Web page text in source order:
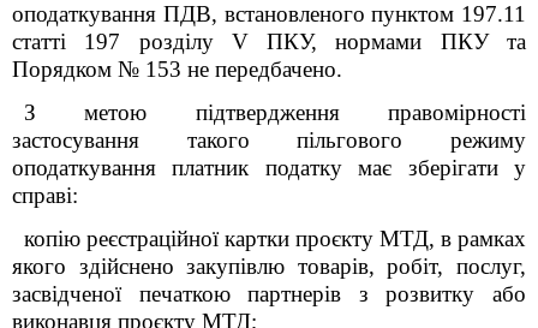
оподаткування ПДВ, встановленого пунктом 197.11
статті 197 розділу VПКУ, нормами ПКУ та
Порядком № 153 не передбачено.
З метою підтвердження правомірності
застосування такого пільгового режиму
оподаткування платник податку має зберігати у
справі:
копію реєстраційної картки проєкту МТД, в рамках
якого здійснено закупівлю товарів, робіт, послуг,
засвідченої печаткою партнерів з розвитку або
виконавця проєкту МТД;